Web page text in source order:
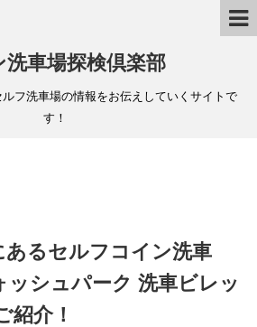
洗車場探検倶楽部
フ洗車場の情報をお伝えしていくサイトで
す！
あるセルフコイン洗車
ッシュパーク 洗車ビレッ
紹介！